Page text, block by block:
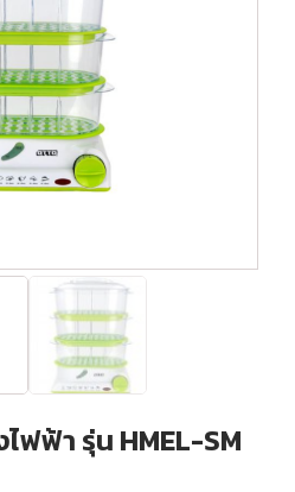
ฟฟ้า รุ่น HMEL-SM